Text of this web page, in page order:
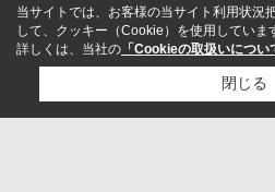
当サイトでは、お客様の当サイト利用状況
して、クッキー（Cookie）を使用していま
詳しくは、当社の 「Cookieの取扱いについ
閉じる